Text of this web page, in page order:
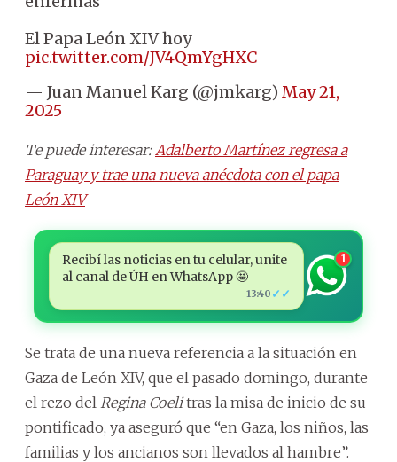
El Papa León XIV hoy
pic.twitter.com/JV4QmYgHXC
— Juan Manuel Karg (@jmkarg) May 21,
2025
Te puede interesar: Adalberto Martínez regresa a
Paraguay y trae una nueva anécdota con el papa
León XIV
Recibí las noticias en tu celular, unite
al canal de ÚH en WhatsApp 🤩
13:40 ✓✓
1
Se trata de una nueva referencia a la situación en
Gaza de León XIV, que el pasado domingo, durante
el rezo del Regina Coelitras la misa de inicio de su
pontificado, ya aseguró que “en Gaza, los niños, las
familias y los ancianos son llevados al hambre”.